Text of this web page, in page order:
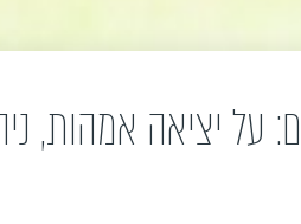
על יציאה אמהות,